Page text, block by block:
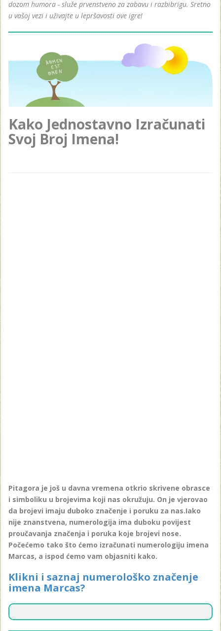
dozom humora - služe prvenstveno za zabavu i razbibrigu. Sretno
u vašoj vezi i uživajte u lepršavosti ove igre!
Kako Jednostavno Izračunati
Svoj Broj Imena!
Pitagora je još u davna vremena otkrio skrivene obrasce
i simboliku u brojevima koji nas okružuju. On je vjerovao
da brojevi imaju duboko značenje i poruku za nas.Iako
nije znanstvena, numerologija ima duboku povijest
proučavanja značenja i poruka koje brojevi nose.
Počećemo tako što ćemo izračunati numerologiju imena
Marcas, a ispod ćemo vam objasniti kako.
Klikni i saznaj numerološko značenje
imena Marcas?